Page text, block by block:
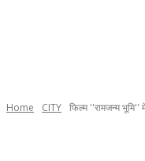
Home CITY फिल्म ''रामजन्म